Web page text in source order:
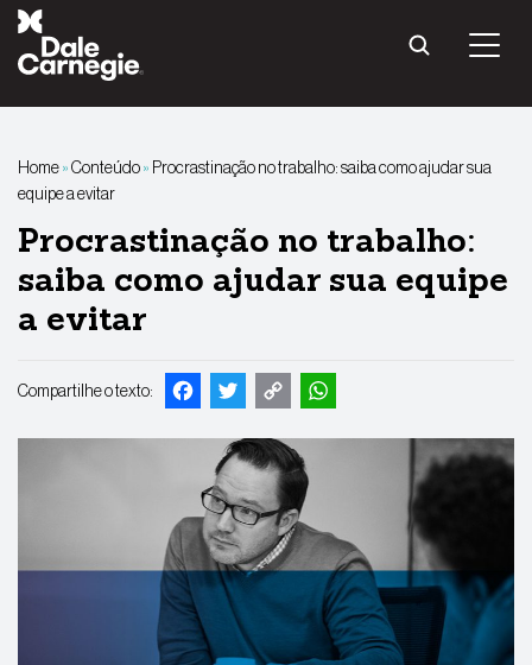
Pular
conteúdo
Home»Conteúdo» Procrastinação no trabalho: saiba como ajudar sua
equipe a evitar
Procrastinação no trabalho:
saiba como ajudar sua equipe
a evitar
Compartilhe o texto: Facebook
Twitter
Copy
Link
WhatsApp